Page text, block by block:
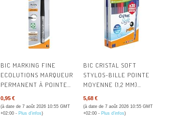
STOCKAGE DE DONNÉES
TABLETTES
TÉLÉPHONIE
BIC MARKING FINE
ECOLUTIONS MARQUEUR
PERMANENT À POINTE
BLISTER DE 1
0,95 €
(à date de 7 août 2026 10:55 GMT
+02:00 - Plus d’infos)
BIC CRISTAL SOFT
STYLOS-BILLE POINTE
MOYENNE (1,2 MM)
COULEURS D’ENCRE
ASSORTIES, PACK DE 20
5,68 €
(à date de 7 août 2026 10:55 GMT
+02:00 - Plus d’infos)